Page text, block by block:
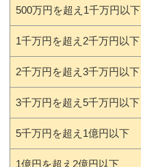
500万円を超え1千万円以下
1千万円を超え2千万円以下
2千万円を超え3千万円以下
3千万円を超え5千万円以下
5千万円を超え1億円以下
1億円を超え2億円以下